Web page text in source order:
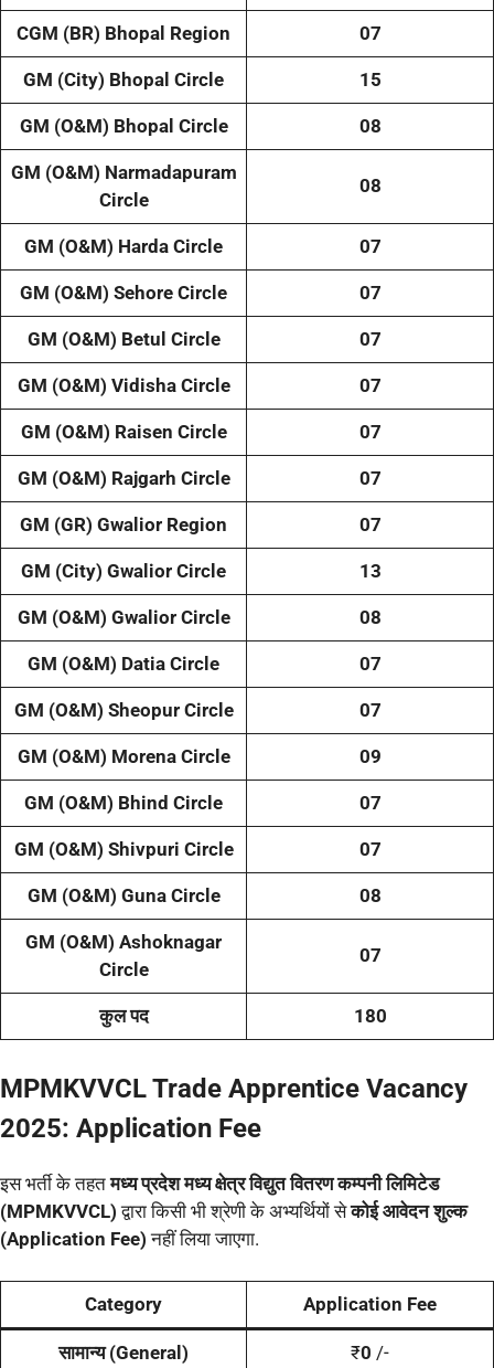
CGM (BR) Bhopal Region 07
GM (City) Bhopal Circle 15
GM (O&M) Bhopal Circle 08
GM (O&M) Narmadapuram
Circle
08
GM (O&M) Harda Circle 07
GM (O&M) Sehore Circle 07
GM (O&M) Betul Circle 07
GM (O&M) Vidisha Circle 07
GM (O&M) Raisen Circle 07
GM (O&M) Rajgarh Circle 07
GM (GR) Gwalior Region 07
GM (City) Gwalior Circle 13
GM (O&M) Gwalior Circle 08
GM (O&M) Datia Circle 07
GM (O&M) Sheopur Circle 07
GM (O&M) Morena Circle 09
GM (O&M) Bhind Circle 07
GM (O&M) Shivpuri Circle 07
GM (O&M) Guna Circle 08
GM (O&M) Ashoknagar
Circle
07
कुल पद 180
MPMKVVCL Trade Apprentice Vacancy
2025: Application Fee
इस भर्ती के तहतमध्य प्रदेश मध्य क्षेत्र विद्युत वितरण कम्पनी लिमिटेड
(MPMKVVCL) द्वारा किसी भी श्रेणी के अभ्यर्थियों सेकोई आवेदन शुल्क
(Application Fee) नहीं लिया जाएगा.
Category Application Fee
सामान्य (General) ₹0 /-